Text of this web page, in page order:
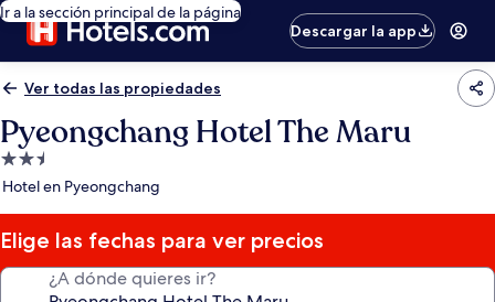
Ir a la sección principal de la página
Descargar la app
Ver todas las propiedades
Pyeongchang Hotel The Maru
Propiedad
de
estrellas
Hotel en Pyeongchang
Elige las fechas para ver precios
¿A dónde quieres ir?